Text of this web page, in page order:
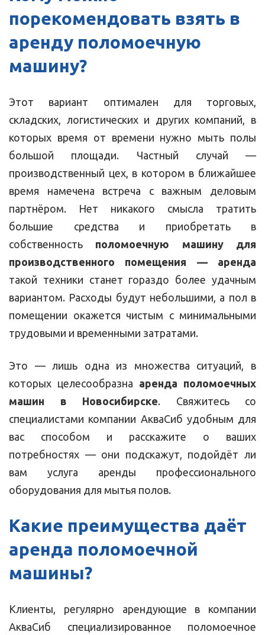
порекомендовать взять в
аренду поломоечную
машину?
Этот вариант оптимален для торговых,
складских, логистических и других компаний, в
которых время от времени нужно мыть полы
большой площади. Частный случай —
производственный цех, в котором в ближайшее
время намечена встреча с важным деловым
партнёром. Нет никакого смысла тратить
большие средства и приобретать в
собственность поломоечную машину для
производственного помещения — аренда
такой техники станет гораздо более удачным
вариантом. Расходы будут небольшими, а пол в
помещении окажется чистым с минимальными
трудовыми и временными затратами.
Это — лишь одна из множества ситуаций, в
которых целесообразна аренда поломоечных
машин в Новосибирске. Свяжитесь со
специалистами компании АкваСиб удобным для
вас способом и расскажите о ваших
потребностях — они подскажут, подойдёт ли
вам услуга аренды профессионального
оборудования для мытья полов.
Какие преимущества даёт
аренда поломоечной
машины?
Клиенты, регулярно арендующие в компании
АкваСиб специализированное поломоечное